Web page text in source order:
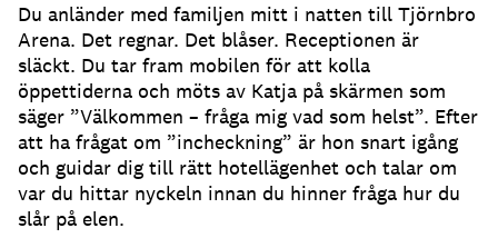
Du anländer med familjen mitt i natten till Tjörnbro
Arena. Det regnar. Det blåser. Receptionen är
släckt. Du tar fram mobilen för att kolla
öppettiderna och möts av Katja på skärmen som
säger ”Välkommen – fråga mig vad som helst”. Efter
att ha frågat om ”incheckning” är hon snart igång
och guidar dig till rätt hotellägenhet och talar om
var du hittar nyckeln innan du hinner fråga hur du
slår på elen.